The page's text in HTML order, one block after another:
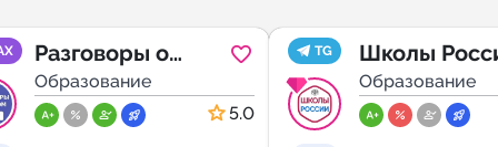
Разговоры о
важном. РОВ.
Учитель.
Образование
5.0
TG Школы
Образование